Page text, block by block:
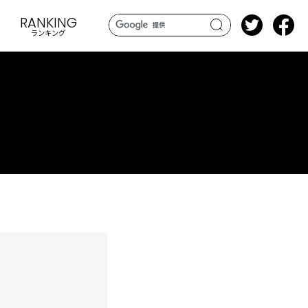
search
RANKING
ランキング